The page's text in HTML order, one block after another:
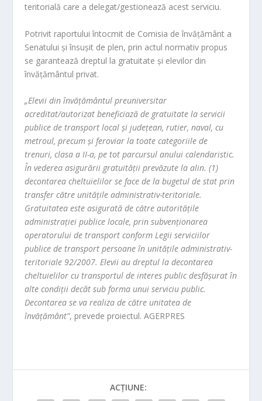
teritorială care a delegat/gestionează acest serviciu.
Potrivit raportului întocmit de Comisia de învăţământ a
Senatului şi însuşit de plen, prin actul normativ propus
se garantează dreptul la gratuitate şi elevilor din
învăţământul privat.
„Elevii din învăţământul preuniversitar
acreditat/autorizat beneficiază de gratuitate la servicii
publice de transport local şi judeţean, rutier, naval, cu
metroul, precum şi feroviar la toate categoriile de
trenuri, clasa a II-a, pe tot parcursul anului calendaristic.
În vederea asigurării gratuităţii prevăzute la alin. (1)
decontarea cheltuielilor se face de la bugetul de stat prin
transfer către unităţile administrativ-teritoriale.
Gratuitatea este asigurată de către autorităţile
administraţiei publice locale, prin subvenţionarea
operatorului de transport conform Legii serviciilor
publice de transport persoane în unităţile administrativ-
teritoriale 92/2007. Elevii au dreptul la decontarea
cheltuielilor cu transportul de interes public desfăşurat în
alte condiţii decât sub forma unui serviciu public.
Decontarea se va realiza de către unitatea de
învăţământ”, prevede proiectul. AGERPRES
ACȚIUNE: